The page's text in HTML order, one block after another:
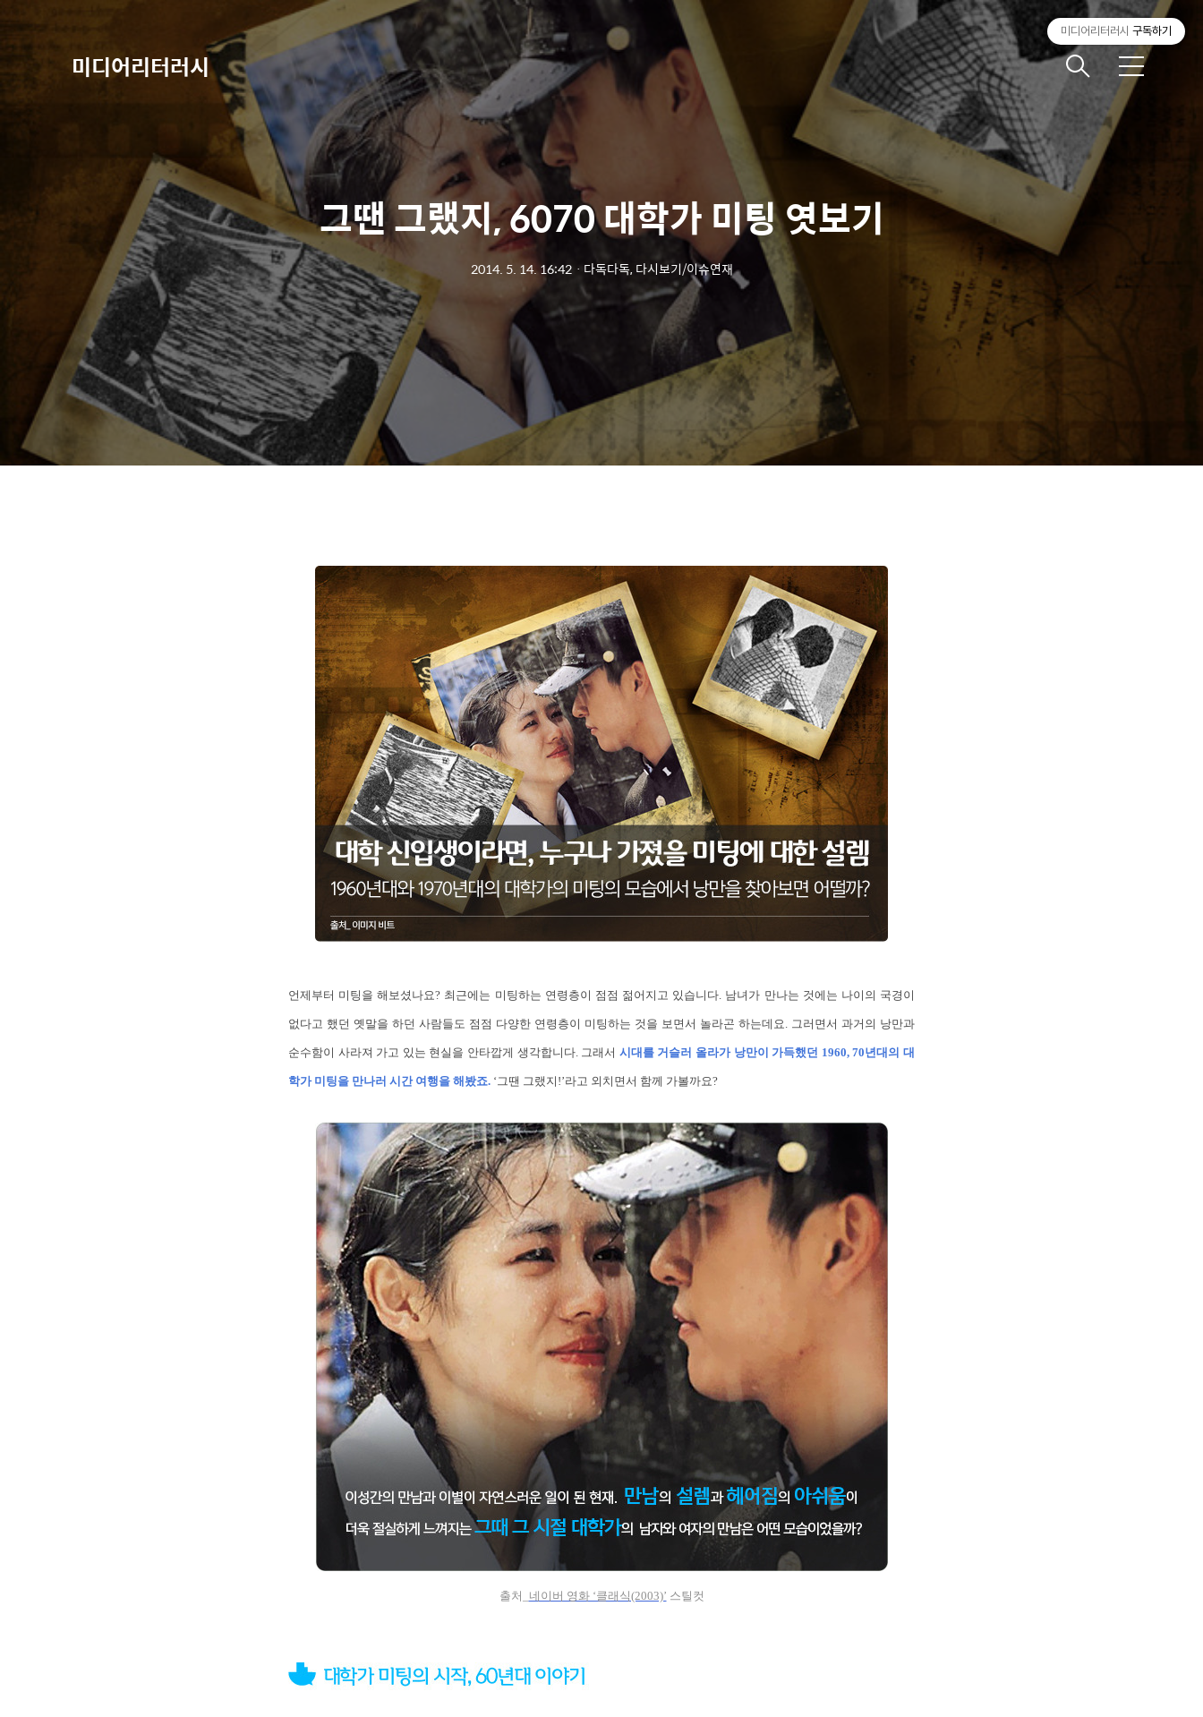
미디어리터러시 메
뉴
그땐 그랬지, 6070 대학가 미팅 엿보기
2014. 5. 14. 16:42ㆍ 다독다독, 다시보기/이슈연재
언제부터 미팅을 해보셨나요? 최근에는 미팅하는 연령층이 점점 젊어지고 있습니다. 남녀가 만나는 것에는 나이의 국경이
없다고 했던 옛말을 하던 사람들도 점점 다양한 연령층이 미팅하는 것을 보면서 놀라곤 하는데요. 그러면서 과거의 낭만과
순수함이 사라져 가고 있는 현실을 안타깝게 생각합니다. 그래서 시대를 거슬러 올라가 낭만이 가득했던 1960, 70년대의 대
학가 미팅을 만나러 시간 여행을 해봤죠. ‘그땐 그랬지!’라고 외치면서 함께 가볼까요?
출처_ 네이버 영화 ‘클래식(2003)’ 스틸컷
미디어리터러시 구독하기